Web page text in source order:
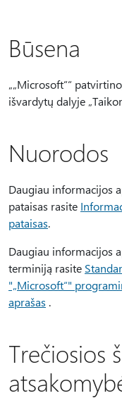
Būsena
„„Microsoft““
išvardytų dalyje
Nuorodos
Daugiau informacijos
pataisas rasite
pataisas.
Daugiau informacijos
terminiją rasite
"„Microsoft“"
aprašas .
Trečiosios